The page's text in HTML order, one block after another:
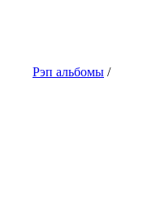
Рэп альбомы /